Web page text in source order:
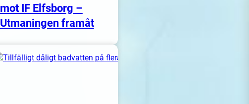
mot IF Elfsborg –
Utmaningen framåt